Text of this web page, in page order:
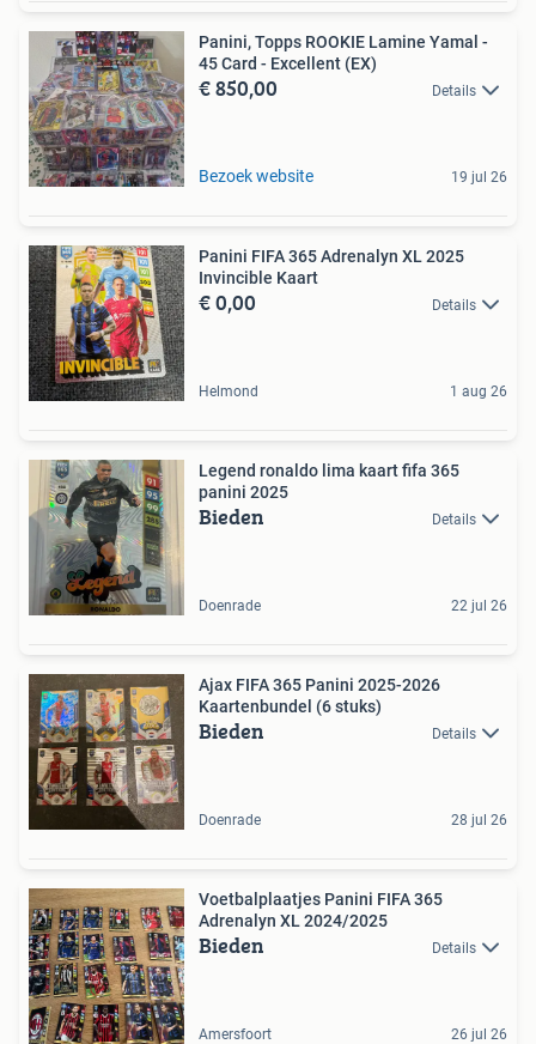
Panini, Topps ROOKIE Lamine Yamal -
45 Card - Excellent (EX)
€ 850,00 Details
Bezoek website 19 jul 26
Panini FIFA 365 Adrenalyn XL 2025
Invincible Kaart
€ 0,00 Details
Helmond 1 aug 26
Legend ronaldo lima kaart fifa 365
panini 2025
Bieden Details
Doenrade 22 jul 26
Ajax FIFA 365 Panini 2025-2026
Kaartenbundel (6 stuks)
Bieden Details
Doenrade 28 jul 26
Voetbalplaatjes Panini FIFA 365
Adrenalyn XL 2024/2025
Bieden Details
Amersfoort 26 jul 26